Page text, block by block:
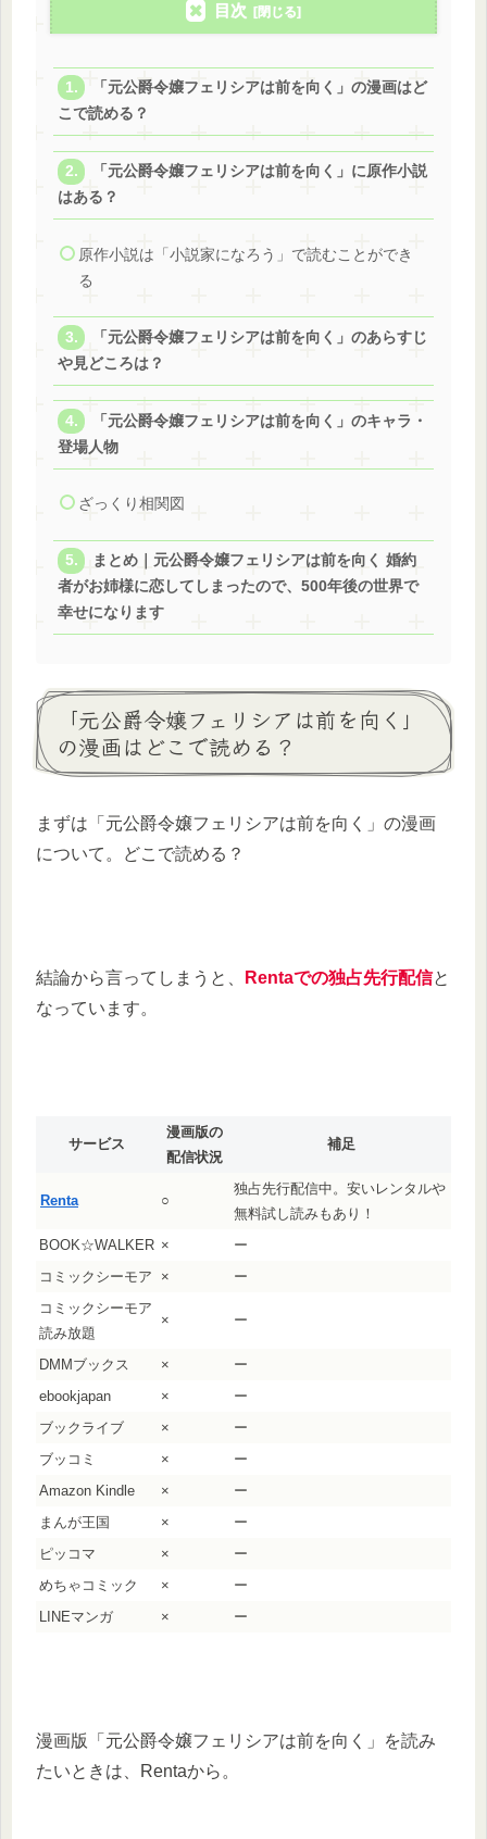
目次
「元公爵令嬢フェリシアは前を向く」の漫画はど
こで読める？
「元公爵令嬢フェリシアは前を向く」に原作小説
はある？
原作小説は「小説家になろう」で読むことができ
る
「元公爵令嬢フェリシアは前を向く」のあらすじ
や見どころは？
「元公爵令嬢フェリシアは前を向く」のキャラ・
登場人物
ざっくり相関図
まとめ｜元公爵令嬢フェリシアは前を向く 婚約
者がお姉様に恋してしまったので、500年後の世界で
幸せになります
「元公爵令嬢フェリシアは前を向く」
の漫画はどこで読める？
まずは「元公爵令嬢フェリシアは前を向く」の漫画
について。どこで読める？
結論から言ってしまうと、 Rentaでの独占先行配信と
なっています。
サービス
漫画版の
配信状況
補足
Renta ○
独占先行配信中。安いレンタルや
無料試し読みもあり！
BOOK☆WALKER ×
ー
コミックシーモア
×
ー
コミックシーモア
読み放題
× ー
DMMブックス ×
ー
ebookjapan
×
ー
ブックライブ
×
ー
ブッコミ
×
ー
Amazon Kindle
×
ー
まんが王国
×
ー
ピッコマ
×
ー
めちゃコミック
×
ー
LINEマンガ
× ー
漫画版「元公爵令嬢フェリシアは前を向く」を読み
たいときは、Rentaから。